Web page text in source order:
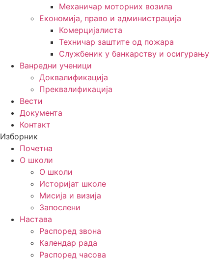
Механичар моторних возила
Економија, право и администрација
Комерцијалиста
Техничар заштите од пожара
Службеник у банкарству и осигурању
Ванредни ученици
Доквалификација
Преквалификација
Вести
Документа
Контакт
Изборник
Почетна
О школи
О школи
Историјат школе
Мисија и визија
Запослени
Настава
Распоред звона
Календар рада
Распоред часова